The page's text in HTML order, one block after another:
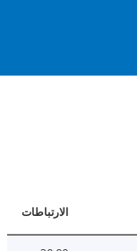
الارتباطات